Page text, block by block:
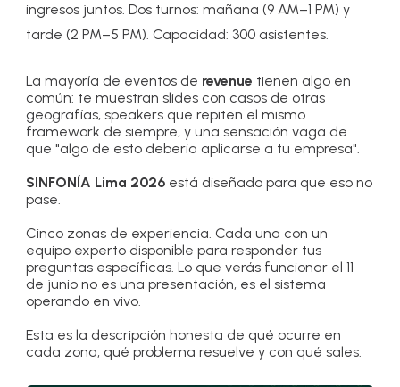
ingresos juntos. Dos turnos: mañana (9 AM–1 PM) y
tarde (2 PM–5 PM). Capacidad: 300 asistentes.
La mayoría de eventos de revenue tienen algo en
común: te muestran slides con casos de otras
geografías, speakers que repiten el mismo
framework de siempre, y una sensación vaga de
que "algo de esto debería aplicarse a tu empresa".
SINFONÍA Lima 2026 está diseñado para que eso no
pase.
Cinco zonas de experiencia. Cada una con un
equipo experto disponible para responder tus
preguntas específicas. Lo que verás funcionar el 11
de junio no es una presentación, es el sistema
operando en vivo.
Esta es la descripción honesta de qué ocurre en
cada zona, qué problema resuelve y con qué sales.